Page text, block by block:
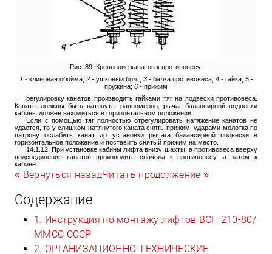
Рис. 89. Крепление канатов к противовесу:
1 - клиновая обойма; 2 - ушковый болт; 3 - балка противовеса; 4 - гайка; 5-
пружина; 6 - прижим
регулировку канатов производить гайками тяг на подвески противовеса.
Канаты должны быть натянуты равномерно, рычаг балансирной подвески
кабины должен находиться в горизонтальном положении.
Если с помощью тяг полностью отрегулировать натяжение канатов не
удается, то у слишком натянутого каната снять прижим, ударами молотка по
патрону ослабить канат до установки рычага балансирной подвески в
горизонтальное положение и поставить снятый прижим на место.
14.1.12. При установке кабины лифта внизу шахты, а противовеса вверху
подсоединение канатов производить сначала к противовесу, а затем к
кабине.
« Вернуться назадЧитать продолжение »
Содержание
1. Инструкция по монтажу лифтов ВСН 210-80/
ММСС СССР
2. ОРГАНИЗАЦИОННО-ТЕХНИЧЕСКИЕ